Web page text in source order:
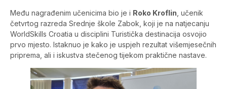
Među nagrađenim učenicima bio je i Roko Kroflin , učenik
četvrtog razreda Srednje škole Zabok, koji je na natjecanju
WorldSkills Croatia u disciplini Turistička destinacija osvojio
prvo mjesto. Istaknuo je kako je uspjeh rezultat višemjesečnih
priprema, ali i iskustva stečenog tijekom praktične nastave.